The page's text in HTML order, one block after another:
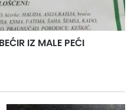
IZ MALE PEĆI